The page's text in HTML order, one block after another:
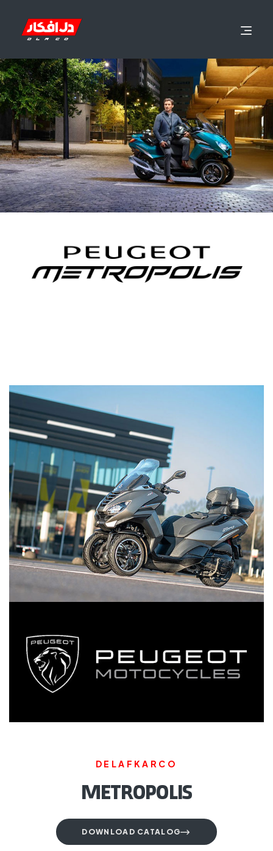
DELAFKARCO
METROPOLIS
DOWNLOAD CATALOG